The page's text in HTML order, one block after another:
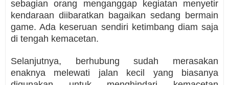
sebagian orang menganggap kegiatan menyetir
kendaraan diibaratkan bagaikan sedang bermain
game. Ada keseruan sendiri ketimbang diam saja
di tengah kemacetan.
Selanjutnya, berhubung sudah merasakan
enaknya melewati jalan kecil yang biasanya